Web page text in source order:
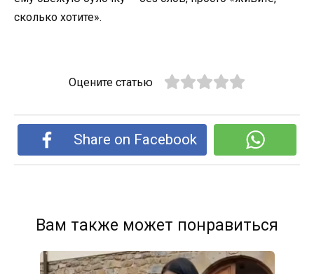
сколько хотите».
Оцените статью
Share on Facebook
Вам также может понравиться